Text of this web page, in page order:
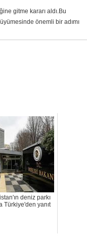
gitme kararı aldı.Bu
önemli bir adımı
deniz parkı
Türkiye'den yanıt